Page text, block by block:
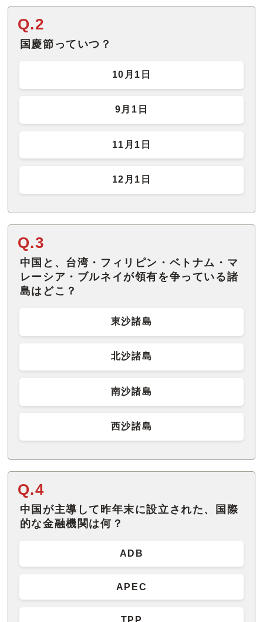
Q.2
国慶節っていつ？
10月1日
9月1日
11月1日
12月1日
Q.3
中国と、台湾・フィリピン・ベトナム・マ
レーシア・ブルネイが領有を争っている諸
島はどこ？
東沙諸島
北沙諸島
南沙諸島
西沙諸島
Q.4
中国が主導して昨年末に設立された、国際
的な金融機関は何？
ADB
APEC
TPP